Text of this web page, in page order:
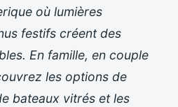
où lumières
festifs créent des
En famille, en couple
les options de
bateaux vitrés et les